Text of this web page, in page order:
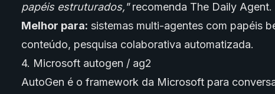
papéis estruturados,"recomenda The Daily Agent.
Melhor para: sistemas multi-agentes com papéis
conteúdo, pesquisa colaborativa automatizada.
4. Microsoft autogen / ag2
AutoGen é o framework da Microsoft para